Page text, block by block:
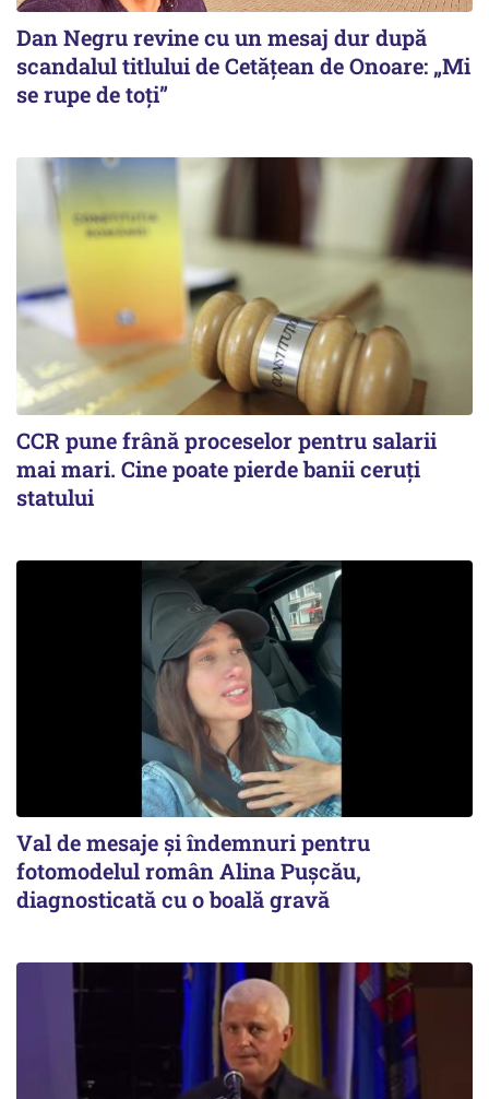
Dan Negru revine cu un mesaj dur după
scandalul titlului de Cetățean de Onoare: „Mi
se rupe de toți”
CCR pune frână proceselor pentru salarii
mai mari. Cine poate pierde banii ceruți
statului
Val de mesaje și îndemnuri pentru
fotomodelul român Alina Pușcău,
diagnosticată cu o boală gravă